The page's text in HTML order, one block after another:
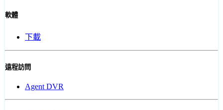
軟體
下載
遠程訪問
Agent DVR